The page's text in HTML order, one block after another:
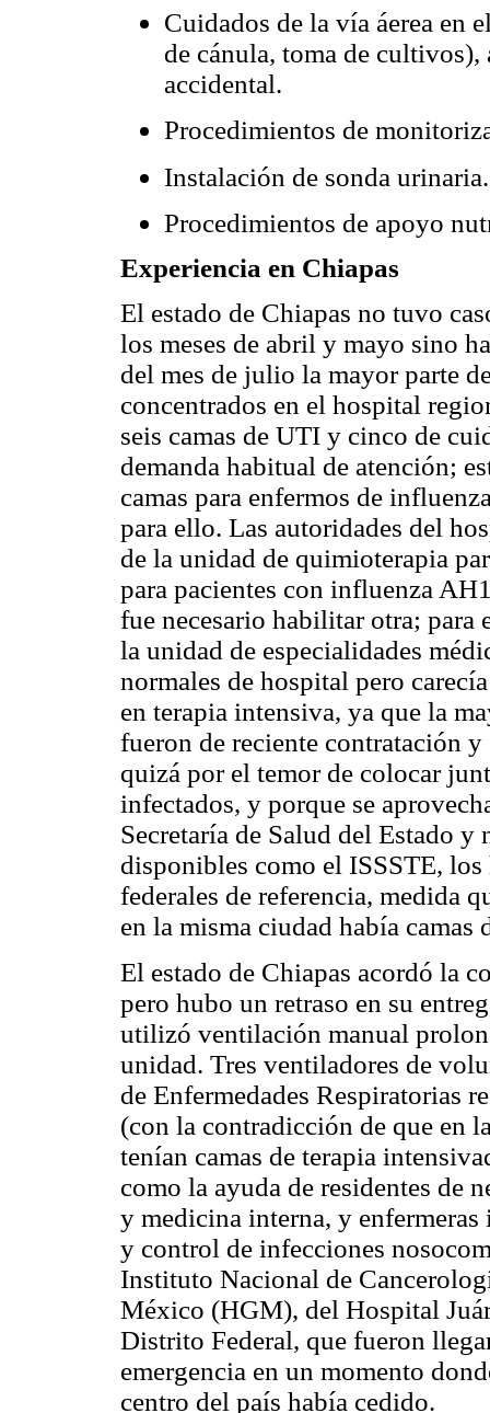
Cuidados de la vía áerea en
de cánula, toma de
accidental.
Procedimientos de
Instalación de sonda urinaria.
Procedimientos de apoyo
Experiencia en Chiapas
El estado de Chiapas no tuvo
los meses de abril y mayo sino
del mes de julio la mayor parte
concentrados en el hospital
seis camas de UTI y cinco de
demanda habitual de atención;
camas para enfermos de
para ello. Las autoridades del
de la unidad de quimioterapia
para pacientes con influenza
fue necesario habilitar otra; para
la unidad de especialidades
normales de hospital pero
en terapia intensiva, ya que la
fueron de reciente contratación
quizá por el temor de colocar
infectados, y porque se
Secretaría de Salud del Estado
disponibles como el ISSSTE,
federales de referencia, medida
en la misma ciudad había
El estado de Chiapas acordó la
pero hubo un retraso en su
utilizó ventilación manual
unidad. Tres ventiladores de
de Enfermedades Respiratorias
(con la contradicción de que en
tenían camas de terapia
como la ayuda de residentes de
y medicina interna, y
y control de infecciones
Instituto Nacional de
México (HGM), del Hospital
Distrito Federal, que fueron
emergencia en un momento
centro del país había cedido.